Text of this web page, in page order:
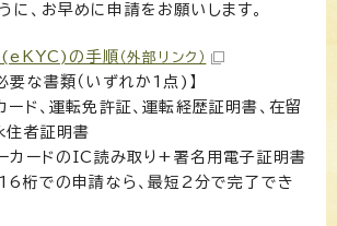
に、お早めに申請をお願いします。
(eKYC)の手順 （外部リンク）
要な書類（いずれか1点)】
ード、運転免許証、運転経歴証明書、在留
住者証明書
カードのIC読み取り+署名用電子証明書
桁での申請なら、最短2分で完了でき